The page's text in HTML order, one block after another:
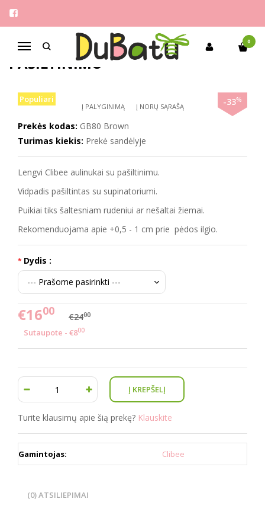
Navigacija
0
Pagrindinis
CLIBEE 27-32 AULINUKAI SU
PAŠILTINIMU
Populiari -33%
Į PALYGINIMĄ Į NORŲ SĄRAŠĄ
Prekės kodas: GB80 Brown
Turimas kiekis: Prekė sandėlyje
Lengvi Clibee aulinukai su pašiltinimu.
Vidpadis pašiltintas su supinatoriumi.
Puikiai tiks šaltesniam rudeniui ar nešaltai žiemai.
Rekomenduojama apie +0,5 - 1 cm prie pėdos ilgio.
Dydis :
€1600 €2400
Sutaupote - €800
Turite klausimų apie šią prekę? Klauskite
Gamintojas: Clibee
(0) ATSILIEPIMAI